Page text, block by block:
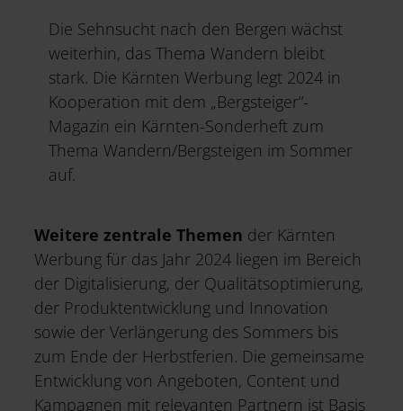
Die Sehnsucht nach den Bergen wächst
weiterhin, das Thema Wandern bleibt
stark. Die Kärnten Werbung legt 2024 in
Kooperation mit dem „Bergsteiger“-
Magazin ein Kärnten-Sonderheft zum
Thema Wandern/Bergsteigen im Sommer
auf.
Weitere zentrale Themen der Kärnten
Werbung für das Jahr 2024 liegen im Bereich
der Digitalisierung, der Qualitätsoptimierung,
der Produktentwicklung und Innovation
sowie der Verlängerung des Sommers bis
zum Ende der Herbstferien. Die gemeinsame
Entwicklung von Angeboten, Content und
Kampagnen mit relevanten Partnern ist Basis